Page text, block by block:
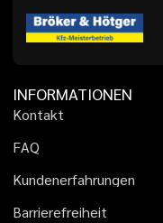
INFORMATIONEN
Kontakt
FAQ
Kundenerfahrungen
Barrierefreiheit